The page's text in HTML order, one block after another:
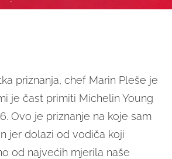
priznanja, chef Marin Pleše je
je čast primiti Michelin Young
Ovo je priznanje na koje sam
jer dolazi od vodiča koji
od najvećih mjerila naše